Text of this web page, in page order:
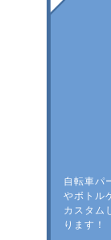
自転車パ
やボトル
カスタム
ります！